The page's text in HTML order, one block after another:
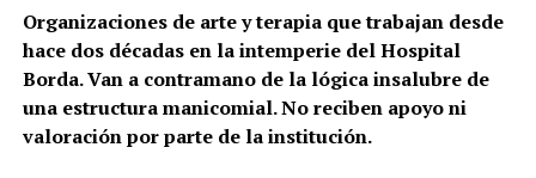
Organizaciones de arte y terapia que trabajan desde
hace dos décadas en la intemperie del Hospital
Borda. Van a contramano de la lógica insalubre de
una estructura manicomial. No reciben apoyo ni
valoración por parte de la institución.